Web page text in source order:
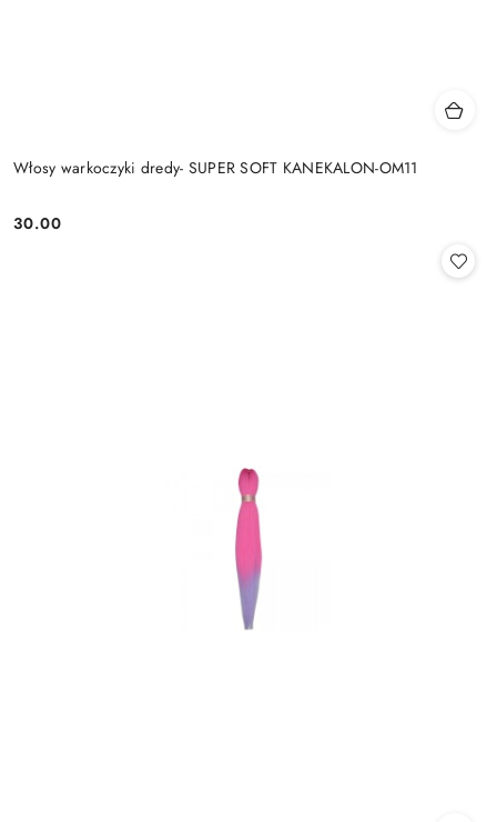
Włosy warkoczyki dredy- SUPER SOFT KANEKALON-OM11
Cena:
30.00